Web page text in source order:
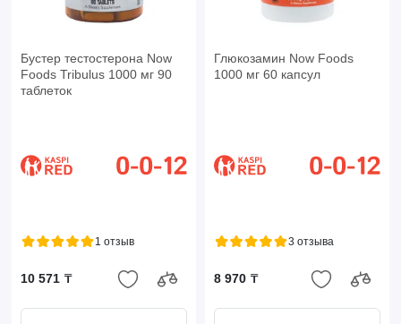
Бустер тестостерона Now
Foods Tribulus 1000 мг 90
таблеток
1 отзыв
10 571 ₸
Глюкозамин Now Foods
1000 мг 60 капсул
3 отзыва
8 970 ₸